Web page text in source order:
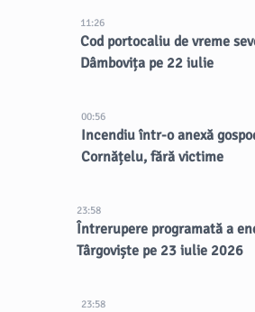
11:26
Cod portocaliu de vreme
Dâmbovița pe 22 iulie
00:56
Incendiu într-o anexă
Cornățelu, fără victime
23:58
Întrerupere programată a
Târgoviște pe 23 iulie 2026
23:58